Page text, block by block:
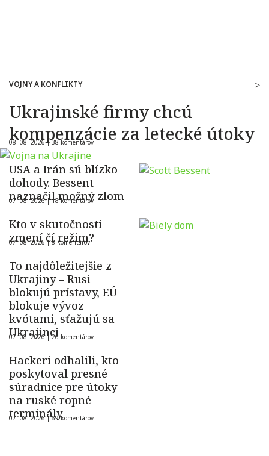
VOJNY A KONFLIKTY
Ukrajinské firmy chcú
kompenzácie za letecké útoky
08. 08. 2026 |38 komentárov
USA a Irán sú blízko
dohody. Bessent
naznačil možný zlom
07. 08. 2026 |18 komentárov
Kto v skutočnosti
zmení čí režim?
07. 08. 2026 |8 komentárov
To najdôležitejšie z
Ukrajiny – Rusi
blokujú prístavy, EÚ
blokuje vývoz
kvótami, sťažujú sa
Ukrajinci
07. 08. 2026 |26 komentárov
Hackeri odhalili, kto
poskytoval presné
súradnice pre útoky
na ruské ropné
terminály
07. 08. 2026 |69 komentárov